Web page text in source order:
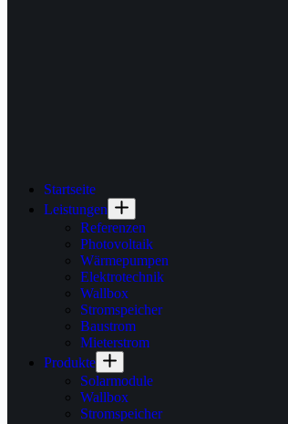
Startseite
Leistungen
Referenzen
Photovoltaik
Wärmepumpen
Elektrotechnik
Wallbox
Stromspeicher
Baustrom
Mieterstrom
Produkte
Solarmodule
Wallbox
Stromspeicher